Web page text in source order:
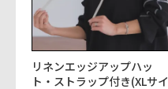
リネンエッジアップハッ
ト・ストラップ付き(XLサイ